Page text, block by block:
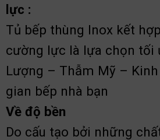
lực :
Tủ bếp thùng Inox kết
cường lực là lựa chọn tối
Lượng – Thẫm Mỹ –
gian bếp nhà bạn
Về độ bền
Do cấu tạo bởi những